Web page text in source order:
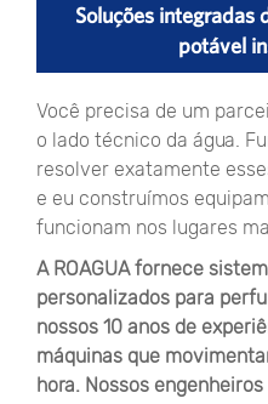
Soluções integradas
potável
Você precisa de um
o lado técnico da água.
resolver exatamente
e eu construímos
funcionam nos lugares
A ROAGUA fornece
personalizados para
nossos 10 anos de
máquinas que
hora. Nossos